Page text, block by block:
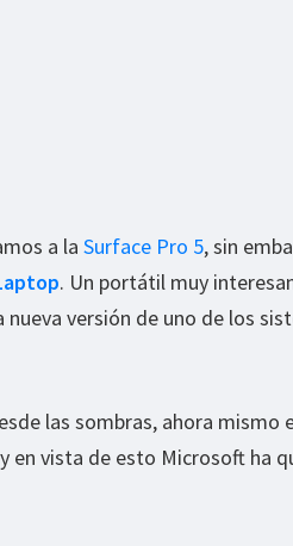
a la Surface Pro 5, sin
. Un portátil muy
nueva versión de uno de los
las sombras, ahora mismo
en vista de esto Microsoft ha